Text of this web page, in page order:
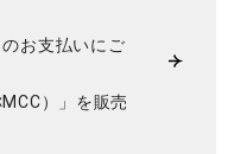
お支払いにご
）」を販売